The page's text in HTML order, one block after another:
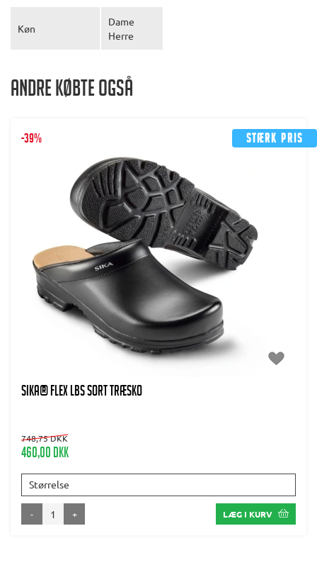
Køn
Dame
Herre
Andre købte også
Stærk pris
-39%
SIKA® FLEX LBS SORT TRÆSKO
748,75 DKK
460,00 DKK
Størrelse
- + LÆG I KURV